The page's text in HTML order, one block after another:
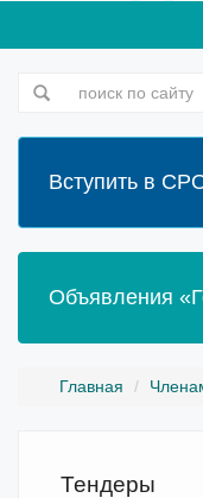
Вступить в
Объявления
Главная
Тендеры